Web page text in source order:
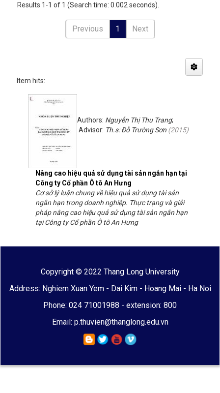
Results 1-1 of 1 (Search time: 0.002 seconds).
Previous 1 Next
Item hits:
Nâng cao hiệu quả sử dụng tài sản ngắn hạn tại
Công ty Cổ phần Ô tô An Hưng
Authors: Nguyễn Thị Thu Trang;
Advisor: Th.s: Đỗ Trường Sơn (2015)
Cơ sở lý luận chung về hiệu quả sử dụng tài sản
ngắn hạn trong doanh nghiệp. Thực trạng và giải
pháp nâng cao hiệu quả sử dụng tài sản ngắn hạn
tại Công ty Cổ phần Ô tô An Hưng
Copyright © 2022 Thang Long University
Address: Nghiem Xuan Yem - Dai Kim - Hoang Mai - Ha Noi
Phone: 024 71001988 - extension: 800
Email: p.thuvien@thanglong.edu.vn